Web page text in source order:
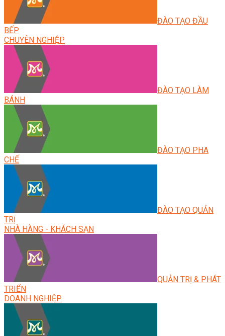
ĐÀO TẠO ĐẦU
BẾP
CHUYÊN NGHIỆP
ĐÀO TẠO LÀM
BÁNH
ĐÀO TẠO PHA
CHẾ
ĐÀO TẠO QUẢN
TRỊ
NHÀ HÀNG - KHÁCH SẠN
QUẢN TRỊ & PHÁT
TRIỂN
DOANH NGHIỆP